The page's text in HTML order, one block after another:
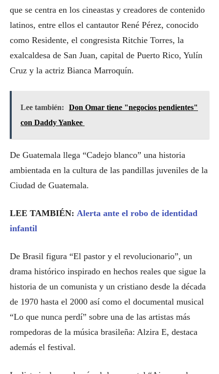
que se centra en los cineastas y creadores de contenido
latinos, entre ellos el cantautor René Pérez, conocido
como Residente, el congresista Ritchie Torres, la
exalcaldesa de San Juan, capital de Puerto Rico, Yulín
Cruz y la actriz Bianca Marroquín.
Lee también:
Don Omar tiene "negocios pendientes"
con Daddy Yankee
De Guatemala llega “Cadejo blanco” una historia
ambientada en la cultura de las pandillas juveniles de la
Ciudad de Guatemala.
LEE TAMBIÉN: Alerta ante el robo de identidad
infantil
De Brasil figura “El pastor y el revolucionario”, un
drama histórico inspirado en hechos reales que sigue la
historia de un comunista y un cristiano desde la década
de 1970 hasta el 2000 así como el documental musical
“Lo que nunca perdí” sobre una de las artistas más
rompedoras de la música brasileña: Alzira E, destaca
además el festival.